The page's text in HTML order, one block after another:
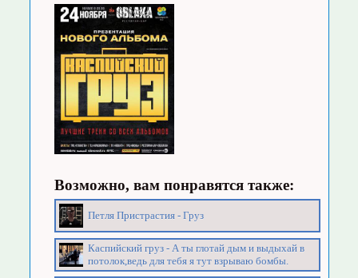
Возможно, вам понравятся также:
Петля Пристрастия - Груз
Каспийский груз - А ты глотай дым и выдыхай в
потолок,ведь для тебя я тут взрываю бомбы.